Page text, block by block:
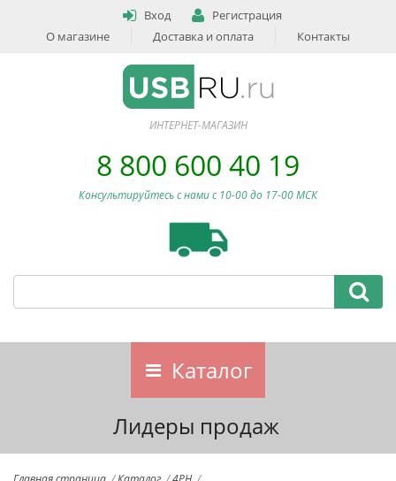
Вход
Регистрация
О магазине
Доставка и оплата Контакты
ИНТЕРНЕТ-МАГАЗИН
8 800 600 40 19
Консультируйтесь с нами c 10-00 до 17-00 МСК
Каталог
Лидеры продаж